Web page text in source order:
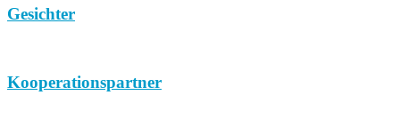
Gesichter
Kooperationspartner